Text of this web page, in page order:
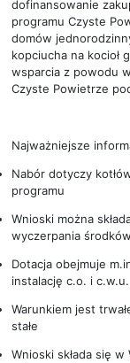
dofinansowanie
programu Czyste
domów
kopciucha na kocioł
wsparcia z powodu
Czyste Powietrze
Najważniejsze
Nabór dotyczy
programu
Wnioski można
wyczerpania środków
Dotacja obejmuje
instalację c.o. i
Warunkiem jest
stałe
Wnioski składa się